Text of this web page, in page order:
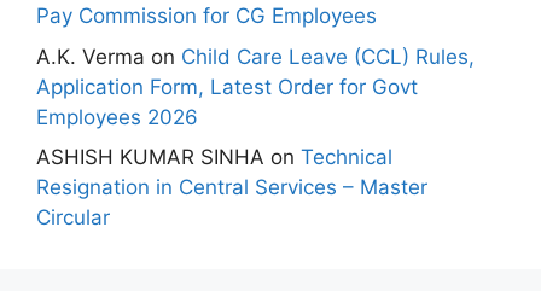
Pay Commission for CG Employees
A.K. Verma on Child Care Leave (CCL) Rules,
Application Form, Latest Order for Govt
Employees 2026
ASHISH KUMAR SINHA on Technical
Resignation in Central Services – Master
Circular